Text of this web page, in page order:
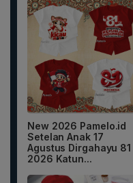
New 2026 Pamelo.id
Setelan Anak 17
Agustus Dirgahayu 81
2026 Katun...